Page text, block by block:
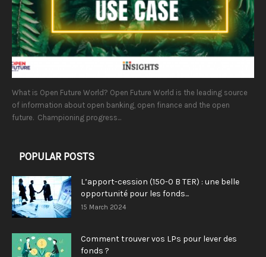
What is Open Future World? Open Future World is the leading source
of information about open banking, open finance and the open
future. Championing progress...
POPULAR POSTS
L’apport-cession (150-0 B TER) : une belle
opportunité pour les fonds...
15 March 2024
Comment trouver vos LPs pour lever des
fonds ?